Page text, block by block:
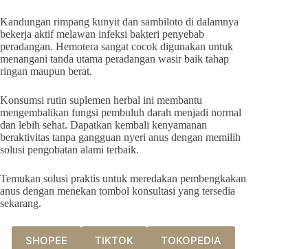
Kandungan rimpang kunyit dan sambiloto di dalamnya
bekerja aktif melawan infeksi bakteri penyebab
peradangan. Hemotera sangat cocok digunakan untuk
menangani tanda utama peradangan wasir baik tahap
ringan maupun berat.
Konsumsi rutin suplemen herbal ini membantu
mengembalikan fungsi pembuluh darah menjadi normal
dan lebih sehat. Dapatkan kembali kenyamanan
beraktivitas tanpa gangguan nyeri anus dengan memilih
solusi pengobatan alami terbaik.
Temukan solusi praktis untuk meredakan pembengkakan
anus dengan menekan tombol konsultasi yang tersedia
sekarang.
SHOPEE TIKTOK TOKOPEDIA